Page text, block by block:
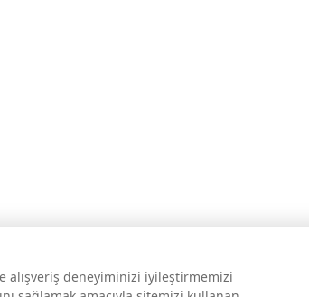
alışveriş deneyiminizi iyileştirmemizi